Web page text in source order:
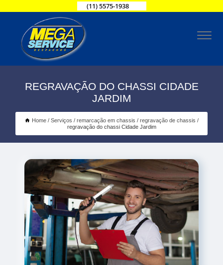
(11) 5575-1938
REGRAVAÇÃO DO CHASSI CIDADE
JARDIM
Home Serviços remarcação em chassis
regravação de chassis
regravação do chassi Cidade Jardim